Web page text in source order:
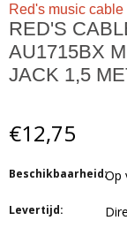
Red's music cable
RED'S
AU1715BX
JACK 1,5
€12,75
Beschikbaarheid:Op
Levertijd: